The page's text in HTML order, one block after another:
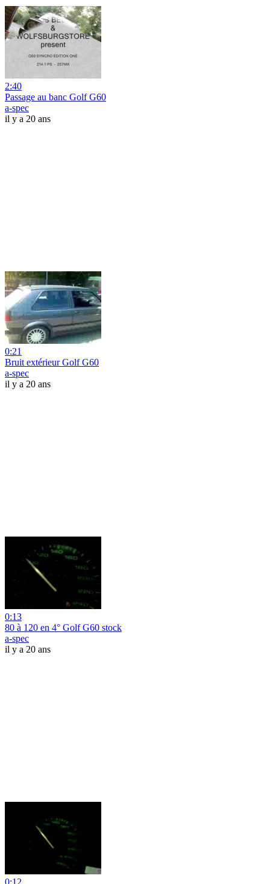
2:40
Passage au banc Golf G60
a-spec
il y a 20 ans
0:21
Bruit extérieur Golf G60
a-spec
il y a 20 ans
0:13
80 à 120 en 4° Golf G60 stock
a-spec
il y a 20 ans